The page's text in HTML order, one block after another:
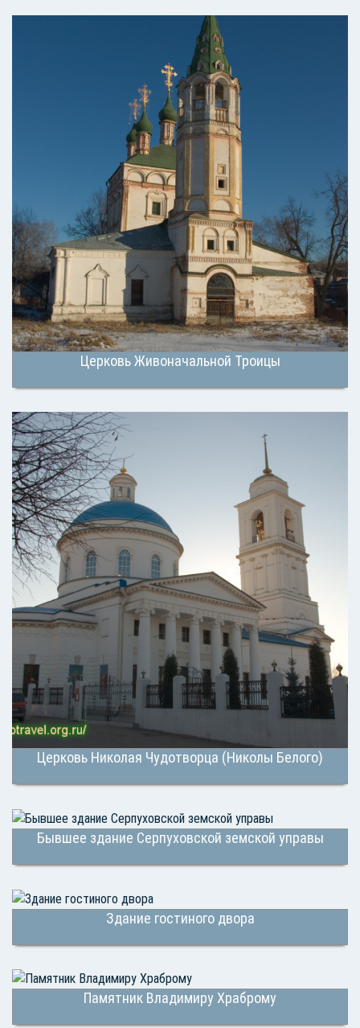
Церковь Живоначальной Троицы
Церковь Николая Чудотворца (Николы Белого)
Бывшее здание Серпуховской земской управы
Здание гостиного двора
Памятник Владимиру Храброму